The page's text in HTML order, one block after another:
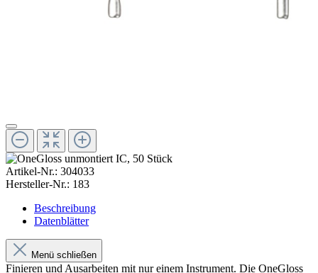
Artikel-Nr.: 304033
Hersteller-Nr.: 183
Beschreibung
Datenblätter
Menü schließen
Finieren und Ausarbeiten mit nur einem Instrument. Die OneGloss